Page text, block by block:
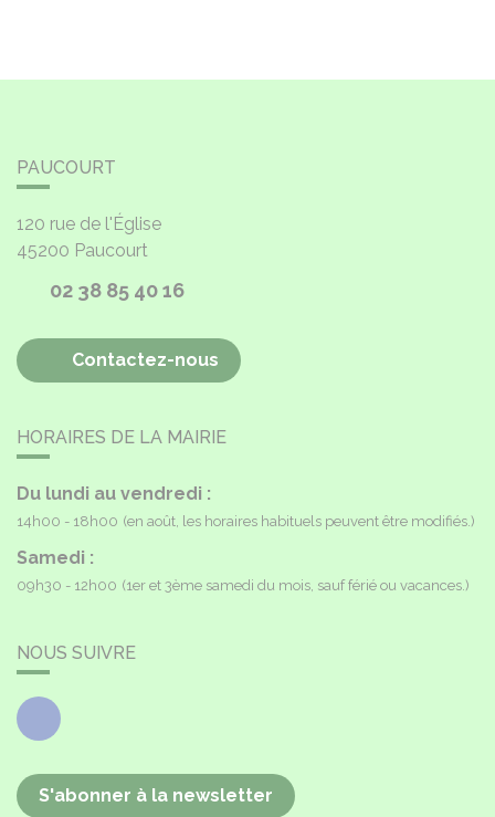
PAUCOURT
120 rue de l'Église
45200 Paucourt
02 38 85 40 16
Contactez-nous
HORAIRES DE LA MAIRIE
Du lundi au vendredi :
14h00 - 18h00 (en août, les horaires habituels peuvent être modifiés.)
Samedi :
09h30 - 12h00 (1er et 3ème samedi du mois, sauf férié ou vacances.)
NOUS SUIVRE
Facebook
S'abonner à la newsletter